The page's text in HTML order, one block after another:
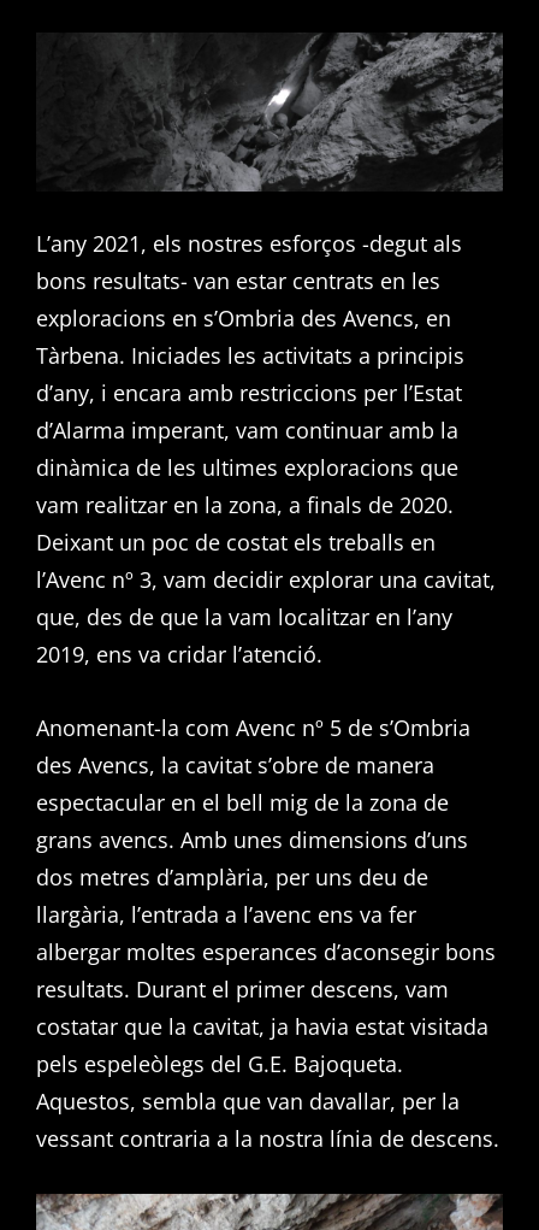
L’any 2021, els nostres esforços -degut als
bons resultats- van estar centrats en les
exploracions en s’Ombria des Avencs, en
Tàrbena. Iniciades les activitats a principis
d’any, i encara amb restriccions per l’Estat
d’Alarma imperant, vam continuar amb la
dinàmica de les ultimes exploracions que
vam realitzar en la zona, a finals de 2020.
Deixant un poc de costat els treballs en
l’Avenc nº 3, vam decidir explorar una cavitat,
que, des de que la vam localitzar en l’any
2019, ens va cridar l’atenció.
Anomenant-la com Avenc nº 5 de s’Ombria
des Avencs, la cavitat s’obre de manera
espectacular en el bell mig de la zona de
grans avencs. Amb unes dimensions d’uns
dos metres d’amplària, per uns deu de
llargària, l’entrada a l’avenc ens va fer
albergar moltes esperances d’aconsegir bons
resultats. Durant el primer descens, vam
costatar que la cavitat, ja havia estat visitada
pels espeleòlegs del G.E. Bajoqueta.
Aquestos, sembla que van davallar, per la
vessant contraria a la nostra línia de descens.